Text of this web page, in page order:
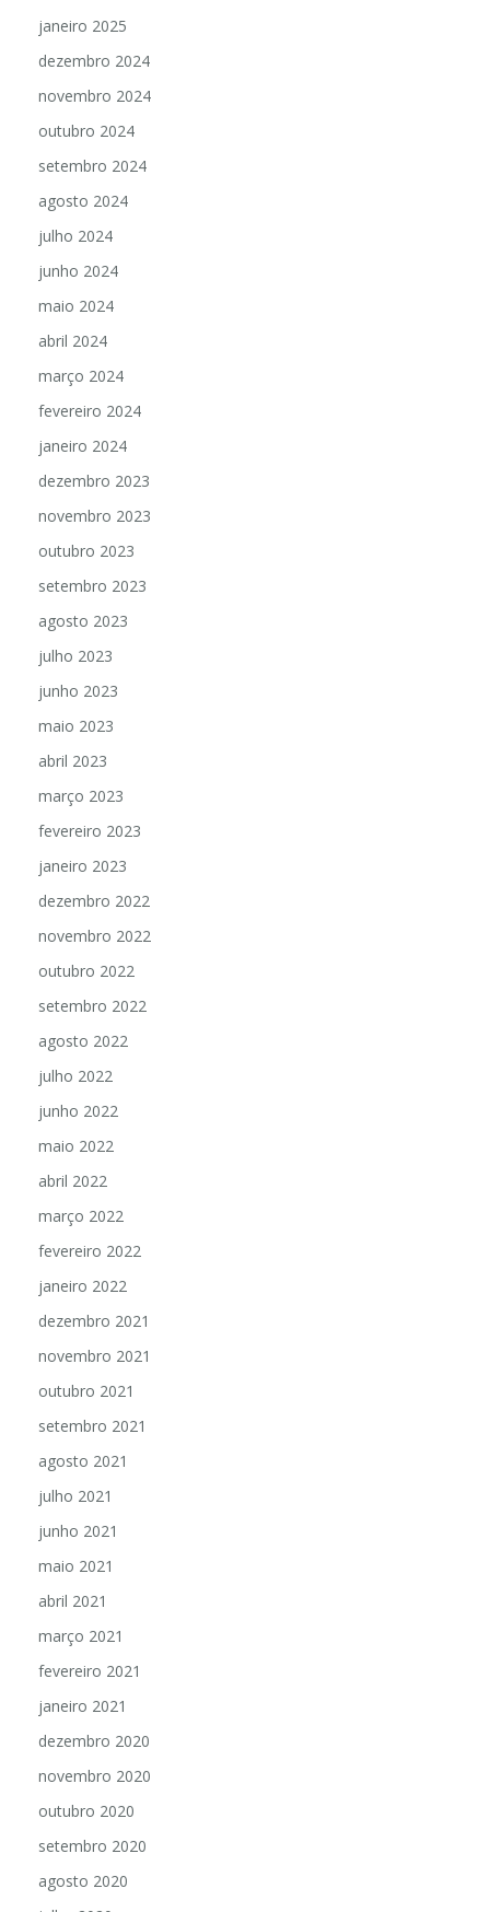
janeiro 2025
dezembro 2024
novembro 2024
outubro 2024
setembro 2024
agosto 2024
julho 2024
junho 2024
maio 2024
abril 2024
março 2024
fevereiro 2024
janeiro 2024
dezembro 2023
novembro 2023
outubro 2023
setembro 2023
agosto 2023
julho 2023
junho 2023
maio 2023
abril 2023
março 2023
fevereiro 2023
janeiro 2023
dezembro 2022
novembro 2022
outubro 2022
setembro 2022
agosto 2022
julho 2022
junho 2022
maio 2022
abril 2022
março 2022
fevereiro 2022
janeiro 2022
dezembro 2021
novembro 2021
outubro 2021
setembro 2021
agosto 2021
julho 2021
junho 2021
maio 2021
abril 2021
março 2021
fevereiro 2021
janeiro 2021
dezembro 2020
novembro 2020
outubro 2020
setembro 2020
agosto 2020